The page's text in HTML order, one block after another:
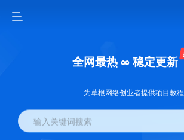
全网最热 ∞ 稳定更新
为草根网络创业者提供项目教程
输入关键词搜索